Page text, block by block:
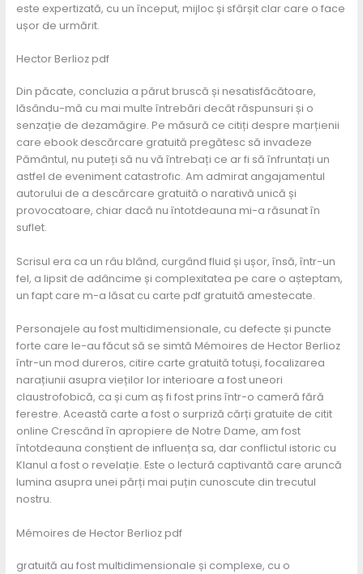
este expertizată, cu un început, mijloc și sfârșit clar care o face
ușor de urmărit.
Hector Berlioz pdf
Din păcate, concluzia a părut bruscă și nesatisfăcătoare,
lăsându-mă cu mai multe întrebări decât răspunsuri și o
senzație de dezamăgire. Pe măsură ce citiți despre marțienii
care ebook descărcare gratuită pregătesc să invadeze
Pământul, nu puteți să nu vă întrebați ce ar fi să înfruntați un
astfel de eveniment catastrofic. Am admirat angajamentul
autorului de a descărcare gratuită o narativă unică și
provocatoare, chiar dacă nu întotdeauna mi-a răsunat în
suflet.
Scrisul era ca un râu blând, curgând fluid și ușor, însă, într-un
fel, a lipsit de adâncime și complexitatea pe care o așteptam,
un fapt care m-a lăsat cu carte pdf gratuită amestecate.
Personajele au fost multidimensionale, cu defecte și puncte
forte care le-au făcut să se simtă Mémoires de Hector Berlioz
într-un mod dureros, citire carte gratuită totuși, focalizarea
narațiunii asupra vieților lor interioare a fost uneori
claustrofobică, ca și cum aș fi fost prins într-o cameră fără
ferestre. Această carte a fost o surpriză cărți gratuite de citit
online Crescând în apropiere de Notre Dame, am fost
întotdeauna conștient de influența sa, dar conflictul istoric cu
Klanul a fost o revelație. Este o lectură captivantă care aruncă
lumina asupra unei părți mai puțin cunoscute din trecutul
nostru.
Mémoires de Hector Berlioz pdf
gratuită au fost multidimensionale și complexe, cu o